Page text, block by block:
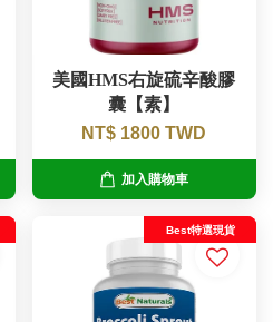
美國HMS右旋硫辛酸膠
囊【素】
NT$ 1800 TWD
加入購物車
Best特選現貨